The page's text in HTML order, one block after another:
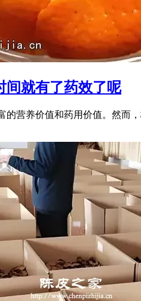
间就有了药效了呢
的营养价值和药用价值。然而